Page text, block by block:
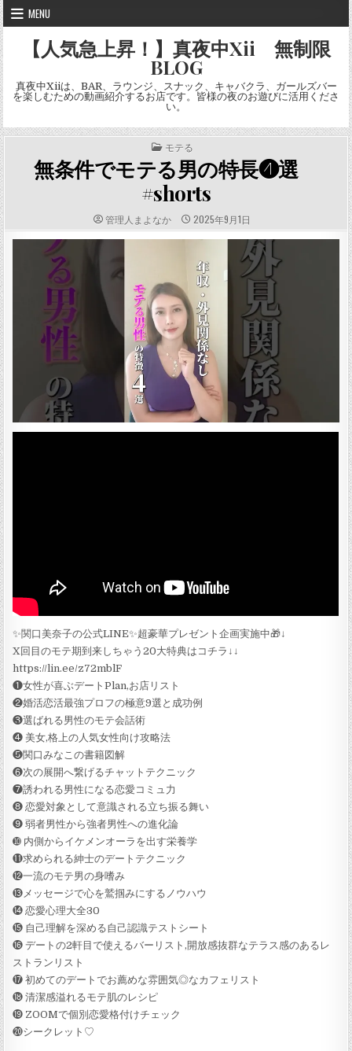
Skip
to
content
MENU
【人気急上昇！】真夜中Xii 無制限
BLOG
真夜中Xiiは、BAR、ラウンジ、スナック、キャバクラ、ガールズバー
を楽しむための動画紹介するお店です。皆様の夜のお遊びに活用くださ
い。
POSTED
IN
モテる
無条件でモテる男の特長❹選
#shorts
AUTHOR:
管理人まよなか PUBLISHED
DATE:
2025年9月1日
✨関口美奈子の公式LINE✨超豪華プレゼント企画実施中🎁↓
X回目のモテ期到来しちゃう20大特典はコチラ↓↓
https://lin.ee/z72mblF
❶女性が喜ぶデートPlan,お店リスト
❷婚活恋活最強プロフの極意9選と成功例
❸選ばれる男性のモテ会話術
❹ 美女,格上の人気女性向け攻略法
❺関口みなこの書籍図解
❻次の展開へ繋げるチャットテクニック
❼誘われる男性になる恋愛コミュ力
❽ 恋愛対象として意識される立ち振る舞い
❾ 弱者男性から強者男性への進化論
➓ 内側からイケメンオーラを出す栄養学
⓫求められる紳士のデートテクニック
⓬一流のモテ男の身嗜み
⓭メッセージで心を鷲掴みにするノウハウ
⓮ 恋愛心理大全30
⓯ 自己理解を深める自己認識テストシート
⓰ デートの2軒目で使えるバーリスト,開放感抜群なテラス感のあるレ
ストランリスト
⓱ 初めてのデートでお薦めな雰囲気◎なカフェリスト
⓲ 清潔感溢れるモテ肌のレシピ
⓳ ZOOMで個別恋愛格付けチェック
⓴シークレット♡